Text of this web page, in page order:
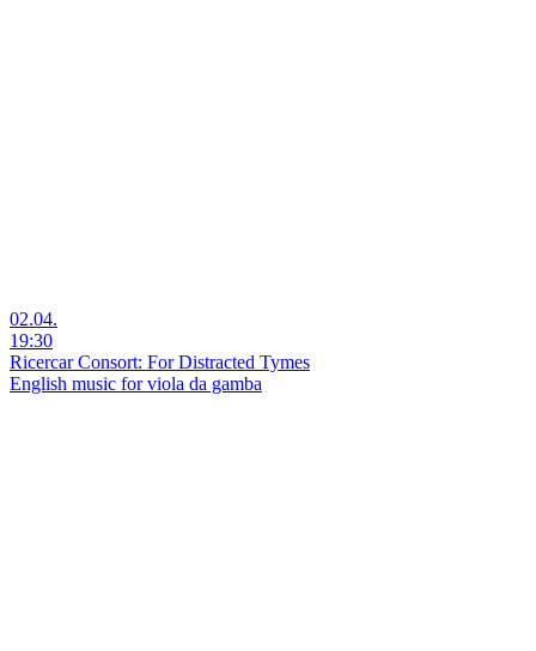
02.04.
19:30
Ricercar Consort: For Distracted Tymes
English music for viola da gamba